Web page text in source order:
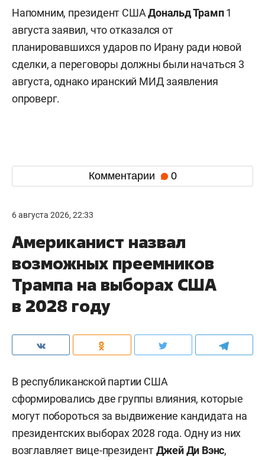
Напомним, президент СШАДональд Трамп1
августа заявил, что отказался от
планировавшихся ударов по Ирану ради новой
сделки, а переговоры должны были начаться 3
августа, однако иранский МИД заявления
опроверг.
Комментарии 0
6 августа 2026, 22:33
Американист назвал
возможных преемников
Трампа на выборах США
в 2028 году
В республиканской партии США
сформировались две группы влияния, которые
могут побороться за выдвижение кандидата на
президентских выборах 2028 года. Одну из них
возглавляет вице-президентДжей Ди Вэнс,